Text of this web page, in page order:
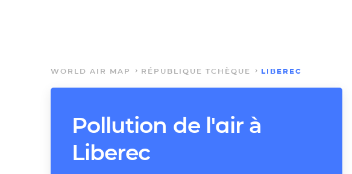
WORLD AIR MAP RÉPUBLIQUE TCHÈQUE LIBEREC
Pollution de l'air à
Liberec